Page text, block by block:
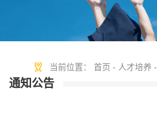
当前位置： 首页 - 人才培养 -
通知公告